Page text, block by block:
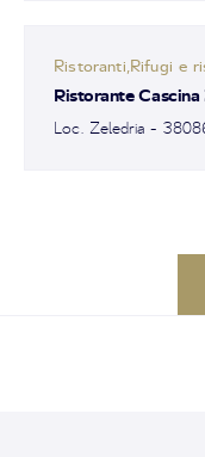
Ristoranti,Rifugi e
Ristorante Cascina
Loc. Zeledria -